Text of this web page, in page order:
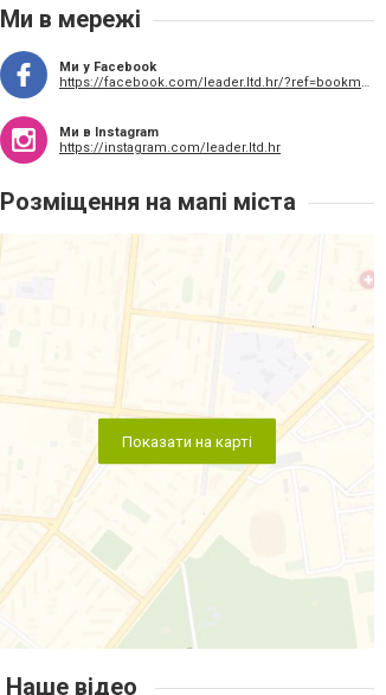
Ми в мережі
Ми у Facebook
https://facebook.com/leader.ltd.hr/?ref=bookmarks
Ми в Instagram
https://instagram.com/leader.ltd.hr
Розміщення на мапі міста
Показати на карті
Наше відео